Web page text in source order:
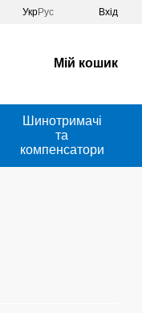
УкрРус Вхід
Мій кошик
Шинотримачі
та
компенсатори